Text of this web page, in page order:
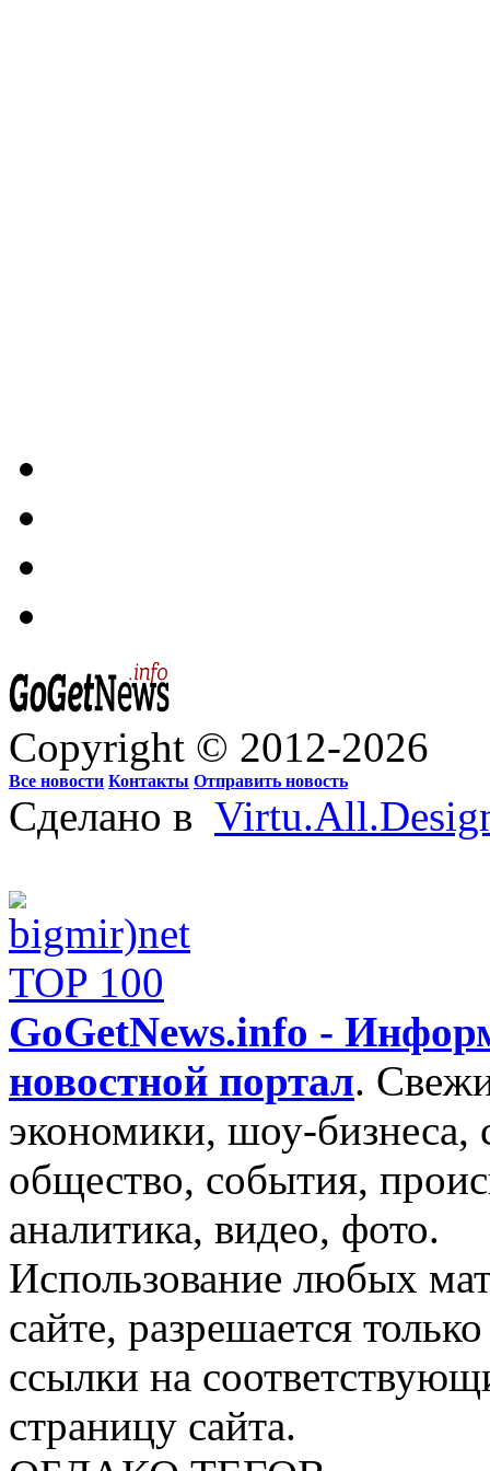
Copyright © 2012-2026
Все новости Контакты Отправить новость
Сделано в
GoGetNews.info -
новостной портал.
экономики, шоу-бизнеса,
общество, события,
аналитика, видео, фото.
Использование любых
сайте, разрешается
ссылки на
страницу сайта.